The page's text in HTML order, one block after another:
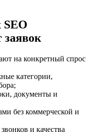
заявок
на конкретный спрос
категории,
документы и
без коммерческой и
и качества